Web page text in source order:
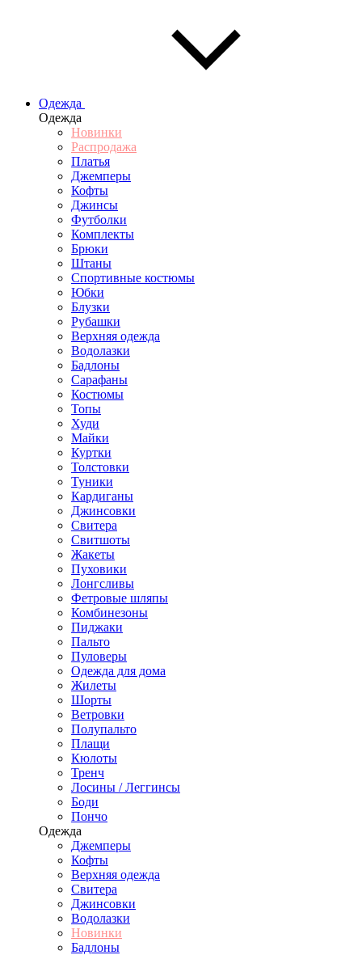
Одежда
Одежда
Новинки
Распродажа
Платья
Джемперы
Кофты
Джинсы
Футболки
Комплекты
Брюки
Штаны
Спортивные костюмы
Юбки
Блузки
Рубашки
Верхняя одежда
Водолазки
Бадлоны
Сарафаны
Костюмы
Топы
Худи
Майки
Куртки
Толстовки
Туники
Кардиганы
Джинсовки
Свитера
Свитшоты
Жакеты
Пуховики
Лонгсливы
Фетровые шляпы
Комбинезоны
Пиджаки
Пальто
Пуловеры
Одежда для дома
Жилеты
Шорты
Ветровки
Полупальто
Плащи
Кюлоты
Тренч
Лосины / Леггинсы
Боди
Пончо
Одежда
Джемперы
Кофты
Верхняя одежда
Свитера
Джинсовки
Водолазки
Новинки
Бадлоны